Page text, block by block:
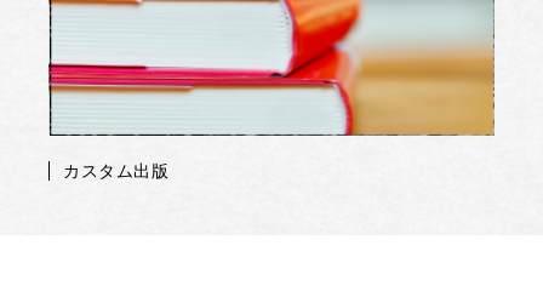
カスタム出版